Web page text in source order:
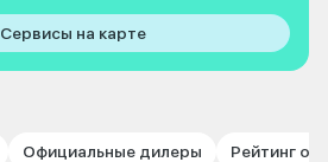
Сервисы на карте
Официальные дилеры Рейтинг